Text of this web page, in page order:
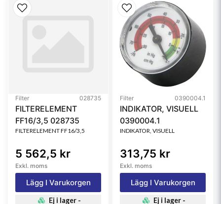
Filter 028735
FILTERELEMENT
FF16/3,5 028735
FILTERELEMENT FF16/3,5
5 562,5 kr
Exkl. moms
Lägg I Varukorgen
Ej i lager -
Filter 0390004.1
INDIKATOR, VISUELL
0390004.1
INDIKATOR, VISUELL
313,75 kr
Exkl. moms
Lägg I Varukorgen
Ej i lager -